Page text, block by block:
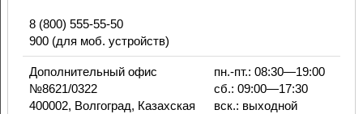
8 (800) 555-55-50
900 (для моб. устройств)
Дополнительный офис
№8621/0322
400002, Волгоград, Казахская
пн.-пт.: 08:30—19:00
сб.: 09:00—17:30
вск.: выходной